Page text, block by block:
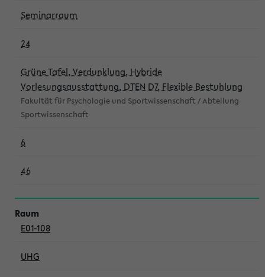
Seminarraum
24
Grüne Tafel, Verdunklung, Hybride
Vorlesungsausstattung, DTEN D7, Flexible Bestuhlung
Fakultät für Psychologie und Sportwissenschaft / Abteilung
Sportwissenschaft
6
46
E01-108
UHG